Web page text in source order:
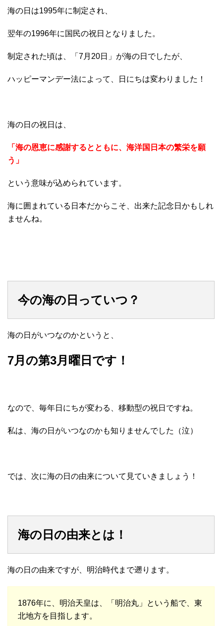
海の日は1995年に制定され、
翌年の1996年に国民の祝日となりました。
制定された頃は、「7月20日」が海の日でしたが、
ハッピーマンデー法によって、日にちは変わりました！
海の日の祝日は、
「海の恩恵に感謝するとともに、海洋国日本の繁栄を願
う」
という意味が込められています。
海に囲まれている日本だからこそ、出来た記念日かもしれ
ませんね。
今の海の日っていつ？
海の日がいつなのかというと、
7月の第3月曜日です！
なので、毎年日にちが変わる、移動型の祝日ですね。
私は、海の日がいつなのかも知りませんでした（泣）
では、次に海の日の由来について見ていきましょう！
海の日の由来とは！
海の日の由来ですが、明治時代まで遡ります。
1876年に、明治天皇は、「明治丸」という船で、東
北地方を目指します。